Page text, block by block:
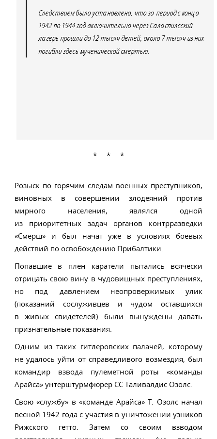
Следствием было установлено, что за период с конца
1942 по 1944 год включительно через Саласпилсский
лагерь прошли до 12 тысяч детей, около 7 тысяч из них
погибли здесь мученической смертью.
* * *
Розыск по горячим следам военных преступников,
виновных в совершении злодеяний против
мирного населения, являлся одной
из приоритетных задач органов контрразведки
«Смерш» и был начат уже в условиях боевых
действий по освобождению Прибалтики.
Попавшие в плен каратели пытались всячески
отрицать свою вину в чудовищных преступлениях,
но под давлением неопровержимых улик
(показаний сослуживцев и чудом оставшихся
в живых свидетелей) были вынуждены давать
признательные показания.
Одним из таких гитлеровских палачей, которому
не удалось уйти от справедливого возмездия, был
командир взвода пулеметной роты «команды
Арайса» унтерштурмфюрер СС Таливалдис Озолс.
Свою «службу» в «команде Арайса» Т. Озолс начал
весной 1942 года с участия в уничтожении узников
Рижского гетто. Затем со своим взводом